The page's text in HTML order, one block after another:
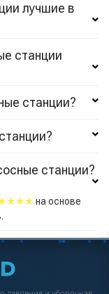
лучшие в
станции
станции?
станции?
на основе